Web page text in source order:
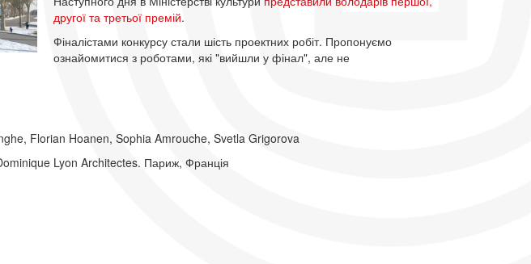
другої та третьої премій.
Фіналістами конкурсу стали шість проектних робіт. Пропонуємо
ознайомитися з роботами, які "вийшли у фінал", але не
Florian Hoanen, Sophia Amrouche, Svetla Grigorova